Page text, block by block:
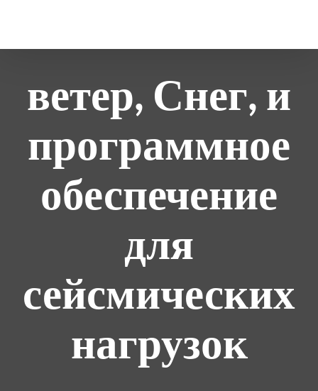
содержанию
ветер, Снег, и
программное
обеспечение
для
сейсмических
нагрузок